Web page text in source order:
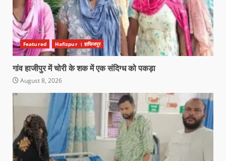
Featured Hafizpur । हाफिजपुर
गांव हाजीपुर में चोरी के शक में एक संदिग्ध को पकड़ा
August 8, 2026